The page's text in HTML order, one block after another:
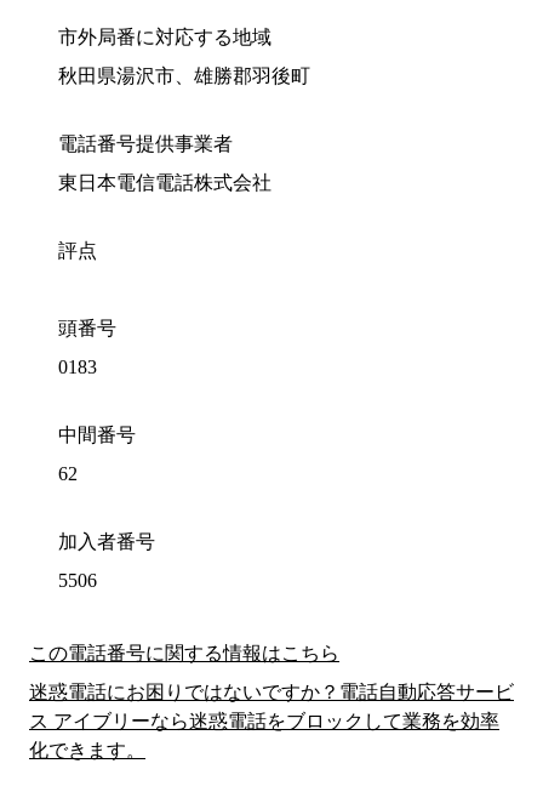
市外局番に対応する地域
秋田県湯沢市、雄勝郡羽後町
電話番号提供事業者
東日本電信電話株式会社
評点
頭番号
0183
中間番号
62
加入者番号
5506
この電話番号に関する情報はこちら
迷惑電話にお困りではないですか？電話自動応答サービ
ス アイブリーなら迷惑電話をブロックして業務を効率
化できます。